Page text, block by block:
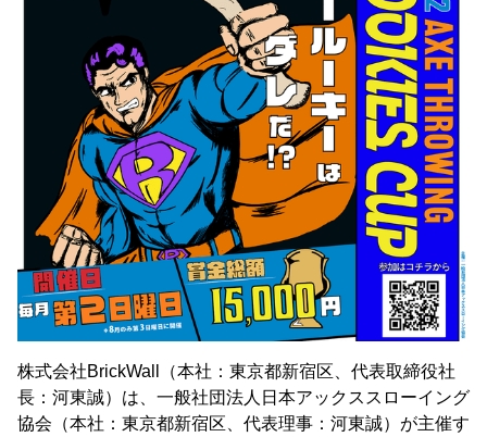
株式会社BrickWall（本社：東京都新宿区、代表取締役社
長：河東誠）は、一般社団法人日本アックススローイング
協会（本社：東京都新宿区、代表理事：河東誠）が主催す